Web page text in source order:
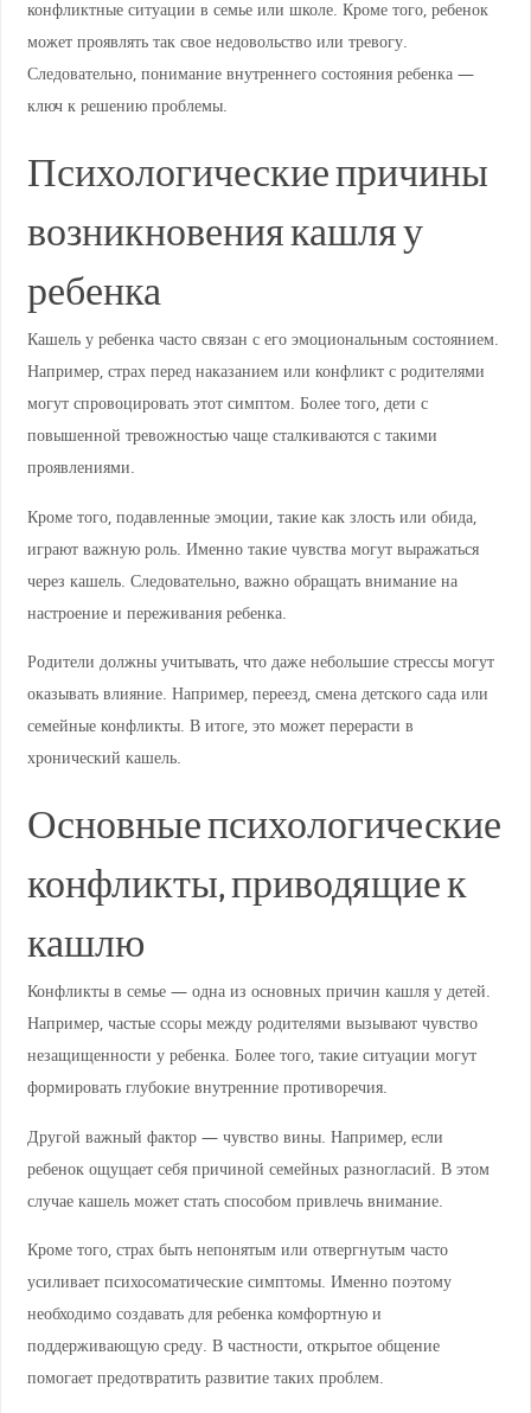
конфликтные ситуации в семье или школе. Кроме того, ребенок
может проявлять так свое недовольство или тревогу.
Следовательно, понимание внутреннего состояния ребенка —
ключ к решению проблемы.
Психологические причины
возникновения кашля у
ребенка
Кашель у ребенка часто связан с его эмоциональным состоянием.
Например, страх перед наказанием или конфликт с родителями
могут спровоцировать этот симптом. Более того, дети с
повышенной тревожностью чаще сталкиваются с такими
проявлениями.
Кроме того, подавленные эмоции, такие как злость или обида,
играют важную роль. Именно такие чувства могут выражаться
через кашель. Следовательно, важно обращать внимание на
настроение и переживания ребенка.
Родители должны учитывать, что даже небольшие стрессы могут
оказывать влияние. Например, переезд, смена детского сада или
семейные конфликты. В итоге, это может перерасти в
хронический кашель.
Основные психологические
конфликты, приводящие к
кашлю
Конфликты в семье — одна из основных причин кашля у детей.
Например, частые ссоры между родителями вызывают чувство
незащищенности у ребенка. Более того, такие ситуации могут
формировать глубокие внутренние противоречия.
Другой важный фактор — чувство вины. Например, если
ребенок ощущает себя причиной семейных разногласий. В этом
случае кашель может стать способом привлечь внимание.
Кроме того, страх быть непонятым или отвергнутым часто
усиливает психосоматические симптомы. Именно поэтому
необходимо создавать для ребенка комфортную и
поддерживающую среду. В частности, открытое общение
помогает предотвратить развитие таких проблем.